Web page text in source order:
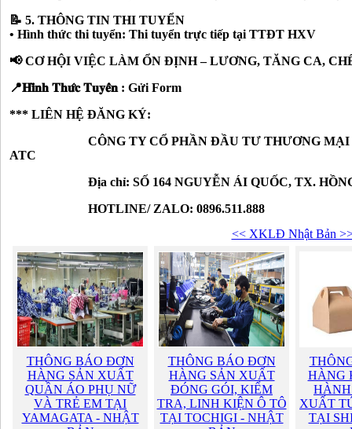
📝 5. THÔNG TIN THI TUYỂN
• Hình thức thi tuyển: Thi tuyển trực tiếp tại TTĐT HXV
📢 CƠ HỘI VIỆC LÀM ỔN ĐỊNH – LƯƠNG, TĂNG CA,
📍𝐇𝐢̀𝐧𝐡 𝐓𝐡𝐮̛́𝐜 𝐓𝐮𝐲𝐞̂̉𝐧 : Gửi Form
*** LIÊN HỆ ĐĂNG KÝ:
CÔNG TY CỔ PHẦN ĐẦU TƯ THƯƠNG MẠI VÀ
ATC
Địa chỉ: SỐ 164 NGUYỄN ÁI QUỐC, TX. HỒNG
HOTLINE/ ZALO: 0896.511.888
<< XKLĐ Nhật Bản
THÔNG BÁO ĐƠN
HÀNG SẢN XUẤT
QUẦN ÁO PHỤ NỮ
VÀ TRẺ EM TẠI
YAMAGATA - NHẬT
THÔNG BÁO ĐƠN
HÀNG SẢN XUẤT
ĐÓNG GÓI, KIỂM
TRA, LINH KIỆN Ô TÔ
TẠI TOCHIGI - NHẬT
HÀNG
XUẤT
TẠI